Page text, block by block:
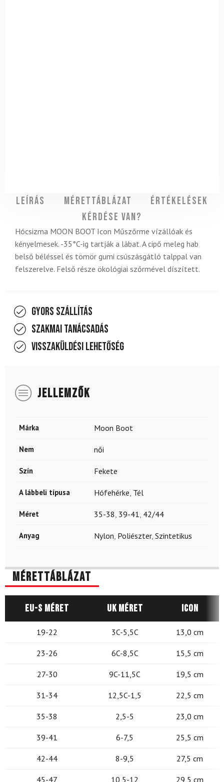
Leírás Mérettáblázat
Értékelések
Kérdése van?
Hócsizma MOON BOOT Icon Műszőrme vízállóak és
kényelmesek. -35°C-ig tartják a lábat. A cipő meleg hab
belső béléssel és tömör gumi csúszásgátló talppal van
felszerelve. Felső része ökológiai szőrmével díszített.
Gyors szállítás
Szakmai tanácsadás
Visszaküldési lehetőség
JELLEMZŐK
Márka Moon Boot
Nem női
Szín Fekete
A lábbeli típusa Hófehérke, Tél
Méret 35-38, 39-41, 42/44
Anyag Nylon, Poliészter, Szintetikus
Mérettáblázat
EU-s méret UK méret Icon
19-22 3C-5,5C 13,0 cm
23-26 6C-8,5C 15,5 cm
27-30 9C-11,5C 19,5 cm
31-34 12,5C-1,5 22,5 cm
35-38 2,5-5 23,0 cm
39-41 6-7,5 25,5 cm
42-44 8-9,5 27,5 cm
45-47 10,5-12 29,5 cm